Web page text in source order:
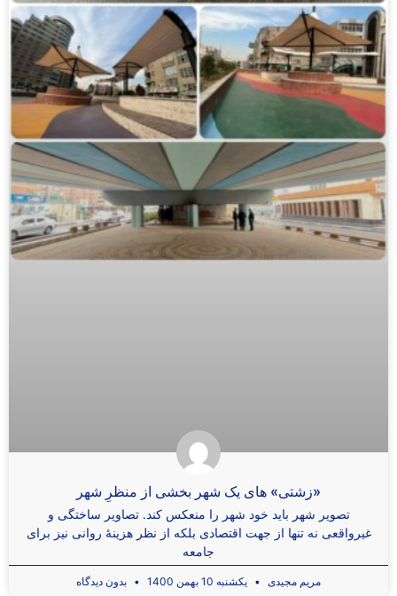
«زشتی» های یک شهر بخشی از منظرِ شهر
تصویر شهر باید خود شهر را منعکس کند. تصاویر ساختگی و
غیرواقعی نه تنها از جهت اقتصادی بلکه از نظر هزینۀ روانی نیز برای
جامعه
مریم مجیدی یکشنبه 10 بهمن 1400 بدون دیدگاه